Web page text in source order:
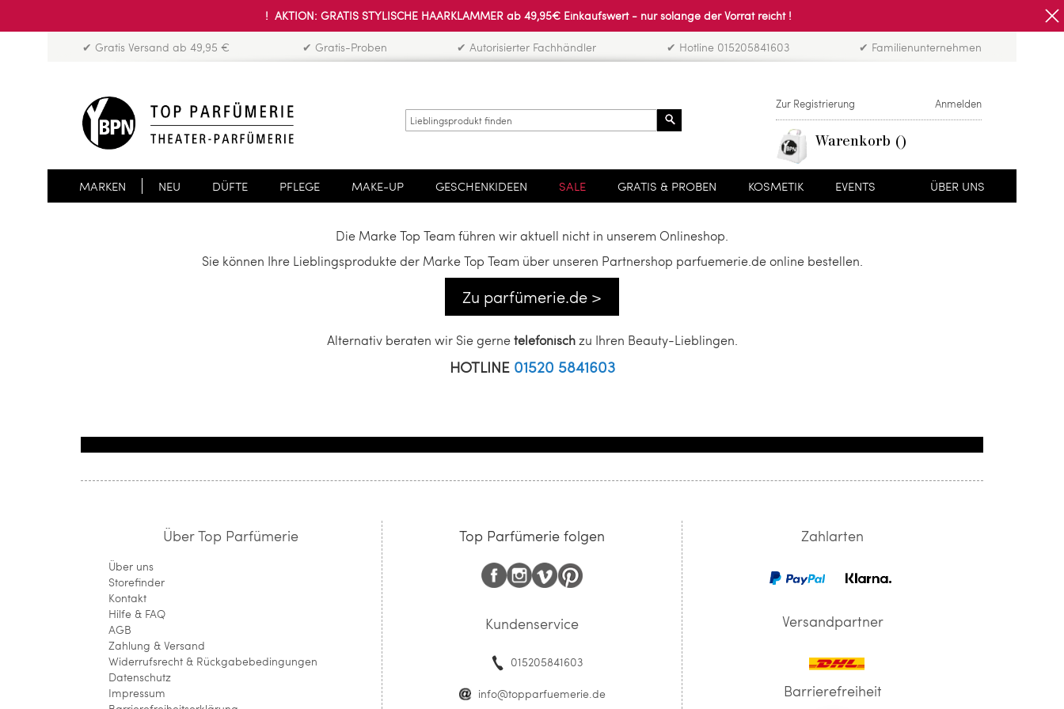
! AKTION: GRATIS STYLISCHE HAARKLAMMER ab 49,95€ Einkaufswert - nur solange der Vorrat reicht !
✔ Gratis Versand ab 49,95 € ✔ Gratis-Proben ✔ Autorisierter Fachhändler ✔ Hotline 015205841603 ✔ Familienunternehmen
Zur Registrierung Anmelden
Warenkorb
MARKEN NEU DÜFTE PFLEGE MAKE-UP GESCHENKIDEEN SALE GRATIS & PROBEN KOSMETIK EVENTS ÜBER UNS
Die Marke Top Team führen wir aktuell nicht in unserem Onlineshop.
Sie können Ihre Lieblingsprodukte der Marke Top Team über unseren Partnershop parfuemerie.de online bestellen.
Zu parfümerie.de >
Alternativ beraten wir Sie gernetelefonischzu Ihren Beauty-Lieblingen.
HOTLINE 01520 5841603
Über Top Parfümerie
Über uns
Storefinder
Kontakt
Hilfe & FAQ
AGB
Zahlung & Versand
Widerrufsrecht & Rückgabebedingungen
Datenschutz
Impressum
Top Parfümerie folgen
Kundenservice
015205841603
info@topparfuemerie.de
Zahlarten
Versandpartner
Barrierefreiheit